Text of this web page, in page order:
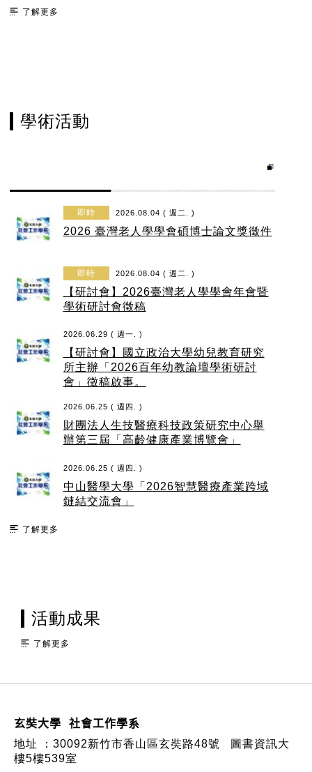
了解更多
學術活動
即時 2026.08.04 ( 週二. )
2026 臺灣老人學學會碩博士論文獎徵件
即時 2026.08.04 ( 週二. )
【研討會】2026臺灣老人學學會年會暨
學術研討會徵稿
2026.06.29 ( 週一. )
【研討會】國立政治大學幼兒教育研究
所主辦「2026百年幼教論壇學術研討
會」徵稿啟事。
2026.06.25 ( 週四. )
財團法人生技醫療科技政策研究中心舉
辦第三屆「高齡健康產業博覽會」
2026.06.25 ( 週四. )
中山醫學大學「2026智慧醫療產業跨域
鏈結交流會」
了解更多
活動成果
了解更多
玄奘大學 社會工作學系
地址 ： 30092新竹市香山區玄奘路48號
圖書資訊大
樓5樓539室